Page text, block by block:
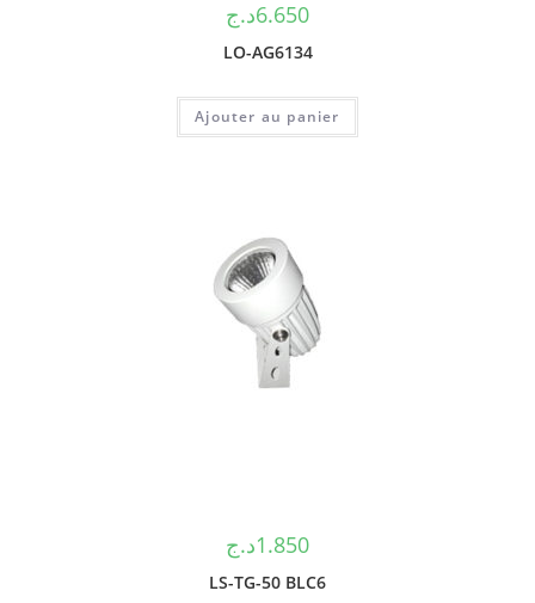
6.650د.ج
LO-AG6134
Ajouter au panier
1.850د.ج
LS-TG-50 BLC6